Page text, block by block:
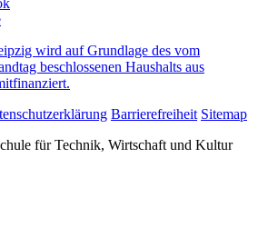
wird auf Grundlage des vom
beschlossenen Haushalts aus
Barrierefreiheit Sitemap
für Technik, Wirtschaft und Kultur